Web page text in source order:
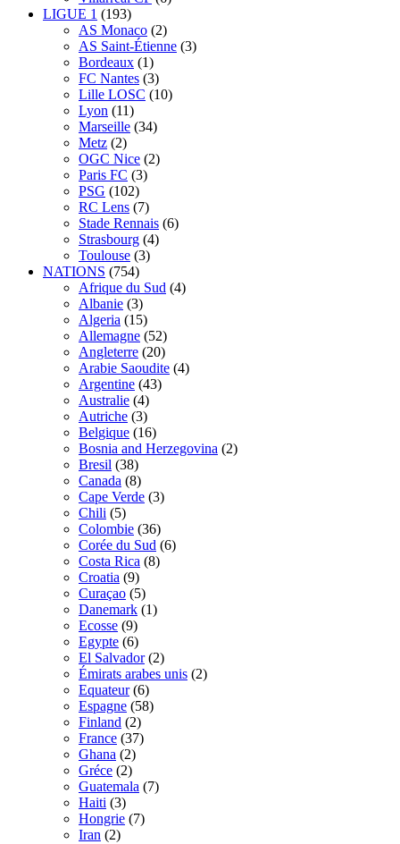
LIGUE 1 (193)
AS Monaco (2)
AS Saint-Étienne (3)
Bordeaux (1)
FC Nantes (3)
Lille LOSC (10)
Lyon (11)
Marseille (34)
Metz (2)
OGC Nice (2)
Paris FC (3)
PSG (102)
RC Lens (7)
Stade Rennais (6)
Strasbourg (4)
Toulouse (3)
NATIONS (754)
Afrique du Sud (4)
Albanie (3)
Algeria (15)
Allemagne (52)
Angleterre (20)
Arabie Saoudite (4)
Argentine (43)
Australie (4)
Autriche (3)
Belgique (16)
Bosnia and Herzegovina (2)
Bresil (38)
Canada (8)
Cape Verde (3)
Chili (5)
Colombie (36)
Corée du Sud (6)
Costa Rica (8)
Croatia (9)
Curaçao (5)
Danemark (1)
Ecosse (9)
Egypte (6)
El Salvador (2)
Émirats arabes unis (2)
Equateur (6)
Espagne (58)
Finland (2)
France (37)
Ghana (2)
Gréce (2)
Guatemala (7)
Haiti (3)
Hongrie (7)
Iran (2)